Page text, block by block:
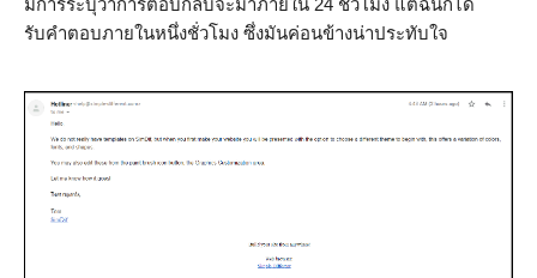
มีการระบุว่าการตอบกลับจะมาภายใน 24 ชั่วโมง แต่ฉันก็ได้
รับคำตอบภายในหนึ่งชั่วโมง ซึ่งมันค่อนข้างน่าประทับใจ